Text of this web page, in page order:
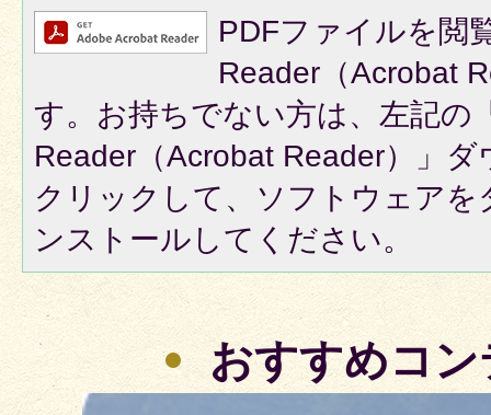
PDFファイルを閲
Reader（Acrobat
す。お持ちでない方は、左記の
Reader（Acrobat Reader）」
クリックして、ソフトウェア
ンストールしてください。
おすすめコ